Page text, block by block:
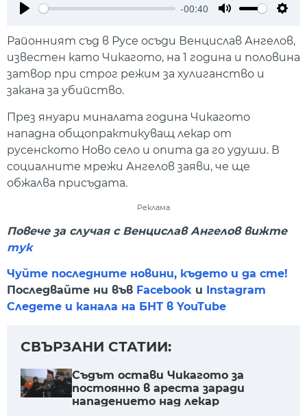
-00:40
Районният съд в Русе осъди Венцислав Ангелов,
известен като Чикагото, на 1 година и половина
затвор при строг режим за хулиганство и
закана за убийство.
През януари миналата година Чикагото
нападна общопрактикуващ лекар от
русенското Ново село и опита да го удуши. В
социалните мрежи Ангелов заяви, че ще
обжалва присъдата.
Реклама
Повече за случая с Венцислав Ангелов вижте
тук
Чуйте последните новини, където и да сте!
Последвайте ни във Facebook и
Instagram
Следете и канала на БНТ в YouTube
СВЪРЗАНИ СТАТИИ:
Съдът остави Чикагото за
постоянно в ареста заради
нападението над лекар